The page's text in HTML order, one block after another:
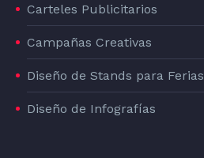
Carteles Publicitarios
Campañas Creativas
Diseño de Stands para Ferias
Diseño de Infografías